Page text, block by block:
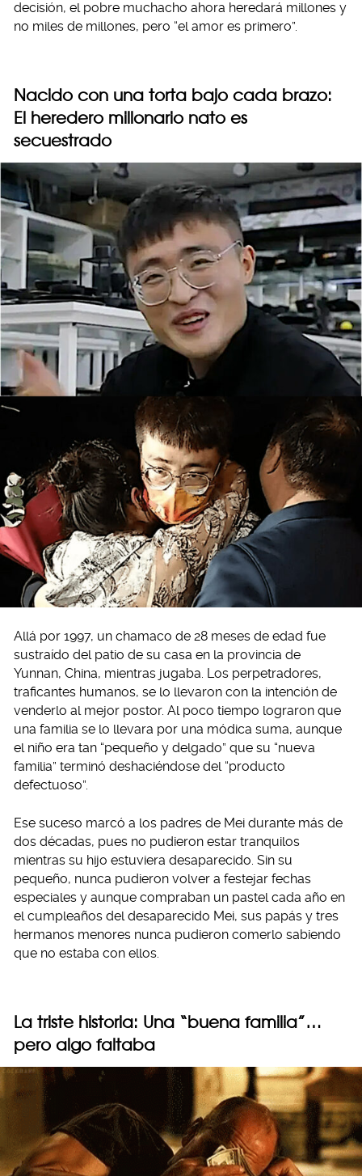
decisión, el pobre muchacho ahora heredará millones y
no miles de millones, pero “el amor es primero”.
Nacido con una torta bajo cada brazo:
El heredero millonario nato es
secuestrado
Allá por 1997, un chamaco de 28 meses de edad fue
sustraído del patio de su casa en la provincia de
Yunnan, China, mientras jugaba. Los perpetradores,
traficantes humanos, se lo llevaron con la intención de
venderlo al mejor postor. Al poco tiempo lograron que
una familia se lo llevara por una módica suma, aunque
el niño era tan “pequeño y delgado” que su “nueva
familia” terminó deshaciéndose del “producto
defectuoso”.
Ese suceso marcó a los padres de Mei durante más de
dos décadas, pues no pudieron estar tranquilos
mientras su hijo estuviera desaparecido. Sin su
pequeño, nunca pudieron volver a festejar fechas
especiales y aunque compraban un pastel cada año en
el cumpleaños del desaparecido Mei, sus papás y tres
hermanos menores nunca pudieron comerlo sabiendo
que no estaba con ellos.
La triste historia: Una “buena familia”…
pero algo faltaba